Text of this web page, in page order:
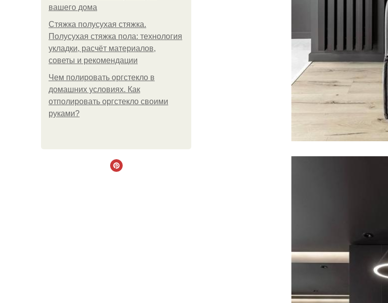
вашего дома
Стяжка полусухая стяжка.
Полусухая стяжка пола: технология
укладки, расчёт материалов,
советы и рекомендации
Чем полировать оргстекло в
домашних условиях. Как
отполировать оргстекло своими
руками?